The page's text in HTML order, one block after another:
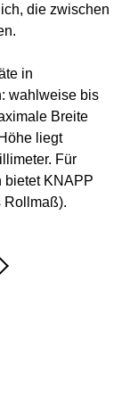
die zwischen
in
wahlweise bis
Breite
liegt
Für
bietet KNAPP
Rollmaß).